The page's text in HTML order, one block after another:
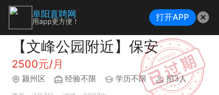
【文峰公园附近】保安
2500元/月
颍州区 经验不限 学历不限 招3人
阜阳直聘网
用app更方便！ 打开APP